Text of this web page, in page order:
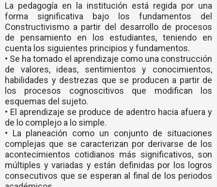
La pedagogía en la institución está regida por una
forma significativa bajo los fundamentos del
Constructivismo a partir del desarrollo de procesos
de pensamiento en los estudiantes, teniendo en
cuenta los siguientes principios y fundamentos.
• Se ha tomado el aprendizaje como una construcción
de valores, ideas, sentimientos y conocimientos,
habilidades y destrezas que se producen a partir de
los procesos cognoscitivos que modifican los
esquemas del sujeto.
• El aprendizaje se produce de adentro hacia afuera y
de lo complejo a lo simple.
• La planeación como un conjunto de situaciones
complejas que se caracterizan por derivarse de los
acontecimientos cotidianos más significativos, son
múltiples y variadas y están definidas por los logros
consecutivos que se esperan al final de los periodos